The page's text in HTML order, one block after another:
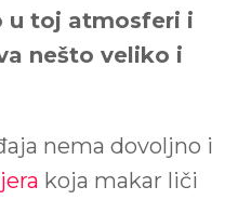
u toj atmosferi i
nešto veliko i
nema dovoljno i
koja makar liči